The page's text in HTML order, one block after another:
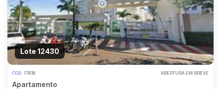
Lote 12430
COD. 17938 ABERTURA EM BREVE
Apartamento